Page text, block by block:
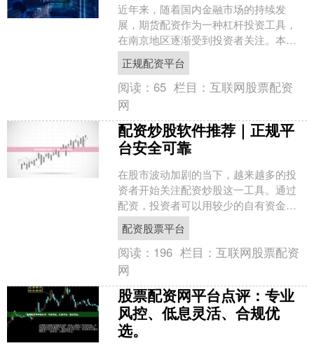
近年来，随着国内金融市场的持续发
展，期货配资作为一种杠杆投资工具，
在南京地区逐渐受到投资者关注。本文
将围绕南京期货配资业务的操作模式、
合规要点及风险防控展开说明....
正规配资平台
阅读：65 栏目：互联网股票配资
网
配资炒股软件推荐｜正规平
台安全可靠
在股市波动加剧的当下，越来越多的投
资者开始关注配资炒股这一工具。通过
配资，投资者可以用较少的自有资金撬
动更大的交易额度，从而放大收益。然
而，市面上的配资软件鱼龙....
配资股票平台
阅读： 196 栏目：互联网股票配资
网
股票配资网平台点评：专业
风控、低息灵活、合规优
选。